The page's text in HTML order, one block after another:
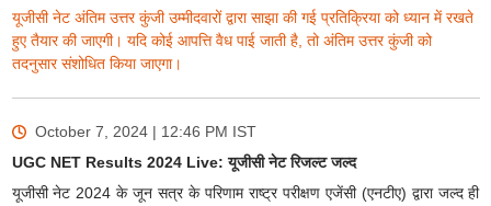
यूजीसी नेट अंतिम उत्तर कुंजी उम्मीदवारों द्वारा साझा की गई प्रतिक्रिया को ध्यान में रखते
हुए तैयार की जाएगी। यदि कोई आपत्ति वैध पाई जाती है, तो अंतिम उत्तर कुंजी को
तदनुसार संशोधित किया जाएगा।
October 7, 2024 | 12:46 PM IST
UGC NET Results 2024 Live: यूजीसी नेट रिजल्ट जल्द
यूजीसी नेट 2024 के जून सत्र के परिणाम राष्ट्र परीक्षण एजेंसी (एनटीए) द्वारा जल्द ही